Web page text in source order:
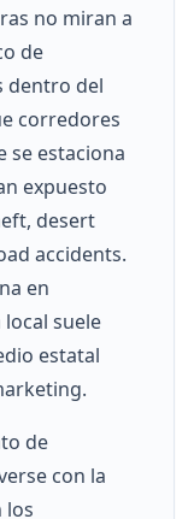
no miran a
de
dentro del
corredores
se estaciona
expuesto
desert
accidents.
en
suele
estatal
de
con la
los